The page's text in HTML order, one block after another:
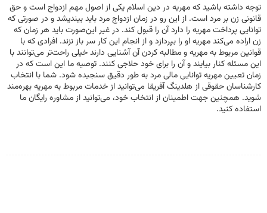
توجه داشته باشید که مهریه در دین اسلام یکی از اصول مهم ازدواج است و حق
قانونی زن بر مرد است. از این رو در زمان ازدواج مرد باید بیندیشد و در صورتی که
توانایی پرداخت مهریه را دارد آن را قبول کند. در غیر این‌صورت باید هر زمان که
زن اراده می‌کند مهریه او را بپردازد و از انجام این کار سر باز نزند. افرادی که با
قوانین مربوط به مهریه و مطالبه کردن آن آشنایی دارند خیلی راحت‌تر می‌توانند با
این مسئله کنار بیایند و آن را برای خود حلاجی کنند. توصیه ما این است که در
زمان تعیین مهریه توانایی مالی مرد به طور دقیق سنجیده شود. شما با انتخاب
کارشناسان حقوقی از هلدینگ آفریقا می‌توانید از خدمات مربوط به مهریه بهره‎‌مند
شوید. همچنین جهت اطمینان از انتخاب خود، می‌توانید از مشاوره رایگان ما
استفاده کنید.